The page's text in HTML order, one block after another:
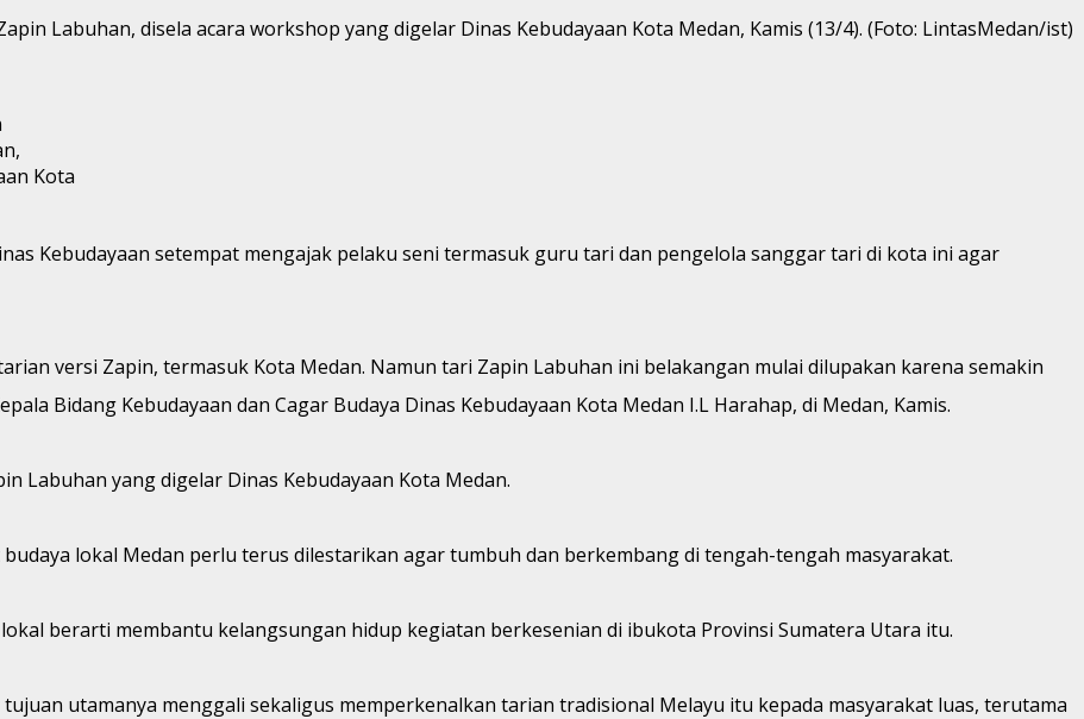
Labuhan, disela acara workshop yang digelar Dinas Kebudayaan Kota Medan, Kamis (13/4). (Foto: LintasMedan/ist)
Kota
Kebudayaan setempat mengajak pelaku seni termasuk guru tari dan pengelola sanggar tari di kota ini agar
versi Zapin, termasuk Kota Medan. Namun tari Zapin Labuhan ini belakangan mulai dilupakan karena semakin
Bidang Kebudayaan dan Cagar Budaya Dinas Kebudayaan Kota Medan I.L Harahap, di Medan, Kamis.
Labuhan yang digelar Dinas Kebudayaan Kota Medan.
lokal Medan perlu terus dilestarikan agar tumbuh dan berkembang di tengah-tengah masyarakat.
berarti membantu kelangsungan hidup kegiatan berkesenian di ibukota Provinsi Sumatera Utara itu.
utamanya menggali sekaligus memperkenalkan tarian tradisional Melayu itu kepada masyarakat luas, terutama